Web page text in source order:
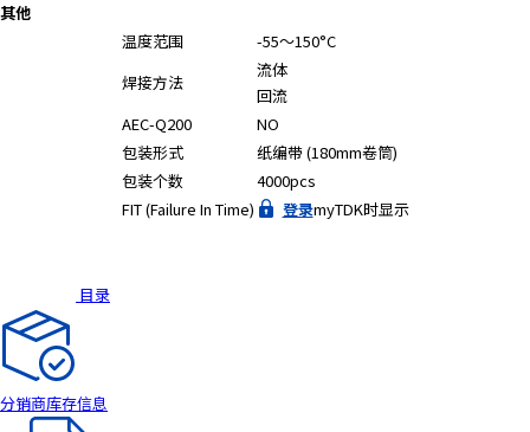
其他
温度范围
-55～150°C
焊接方法
流体
回流
AEC-Q200
NO
包装形式
纸编带 (180mm卷筒)
包装个数
4000pcs
FIT (Failure In Time)
登录myTDK时显示
目录
分销商库存信息